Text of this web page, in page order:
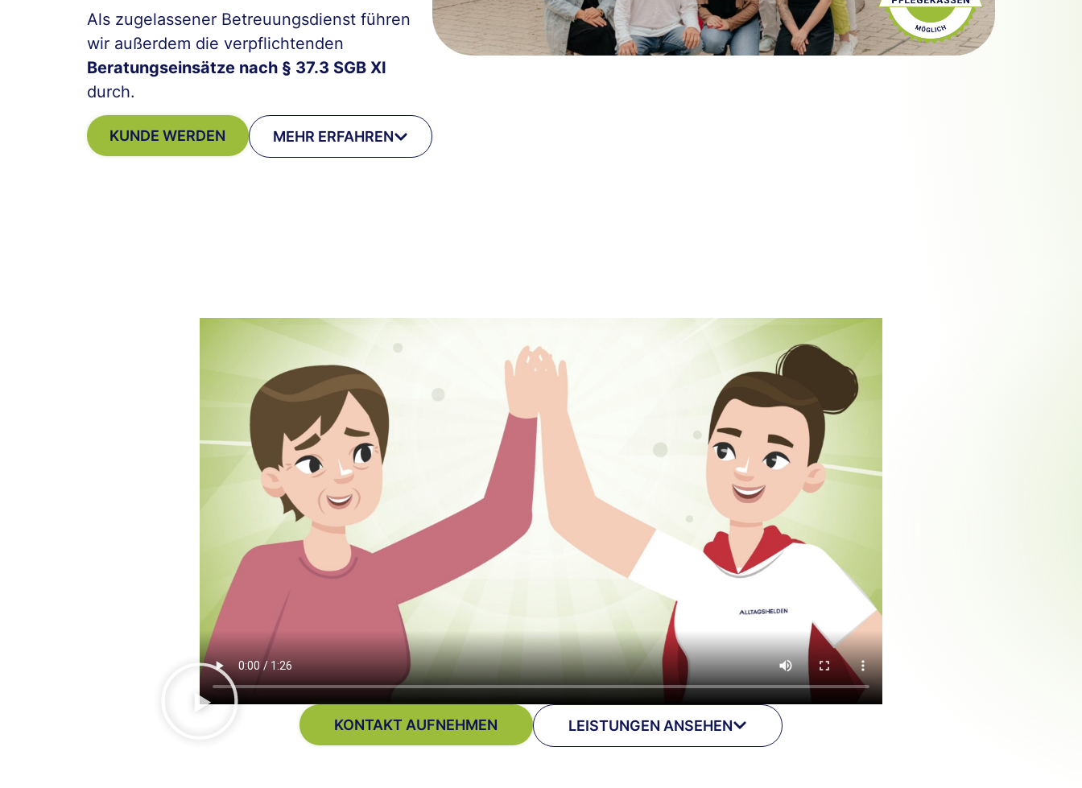
Als zugelassener Betreuungsdienst führen
wir außerdem die verpflichtenden
Beratungseinsätze nach § 37.3 SGB XI
durch.
KUNDE WERDEN MEHR ERFAHREN
KONTAKT AUFNEHMEN LEISTUNGEN ANSEHEN